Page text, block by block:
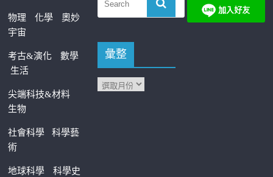
物理 化學
奧妙
宇宙
考古&演化
數學
生活
尖端科技&材料
生物
社會科學科學藝
術
地球科學 科學史
彙整